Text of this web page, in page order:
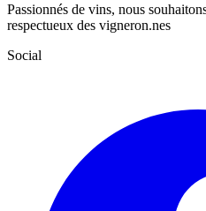
Passionnés de vins, nous
respectueux des vigneron.nes
Social